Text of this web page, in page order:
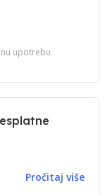
upotrebu
Pročitaj više